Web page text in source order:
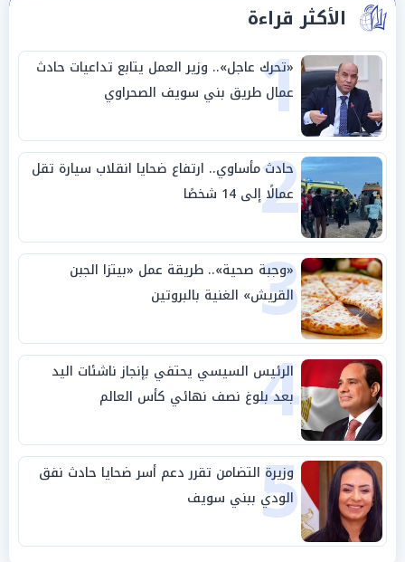
الأكثر قراءة
1
«تحرك عاجل».. وزير العمل يتابع تداعيات حادث
عمال طريق بني سويف الصحراوي
2
حادث مأساوي.. ارتفاع ضحايا انقلاب سيارة تقل
عمالًا إلى 14 شخصًا
3
«وجبة صحية».. طريقة عمل «بيتزا الجبن
القريش» الغنية بالبروتين
4
الرئيس السيسي يحتفي بإنجاز ناشئات اليد
بعد بلوغ نصف نهائي كأس العالم
5
وزيرة التضامن تقرر دعم أسر ضحايا حادث نفق
الودي ببني سويف